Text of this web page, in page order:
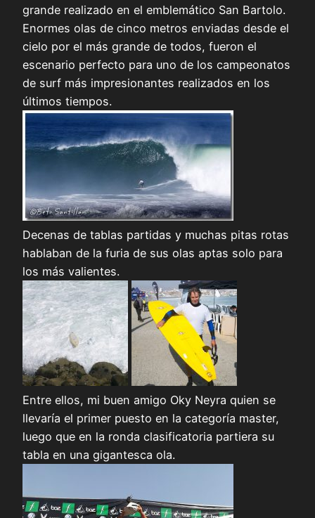
grande realizado en el emblemático San Bartolo.
Enormes olas de cinco metros enviadas desde el
cielo por el más grande de todos, fueron el
escenario perfecto para uno de los campeonatos
de surf más impresionantes realizados en los
últimos tiempos.
Decenas de tablas partidas y muchas pitas rotas
hablaban de la furia de sus olas aptas solo para
los más valientes.
Entre ellos, mi buen amigo Oky Neyra quien se
llevaría el primer puesto en la categoría master,
luego que en la ronda clasificatoria partiera su
tabla en una gigantesca ola.